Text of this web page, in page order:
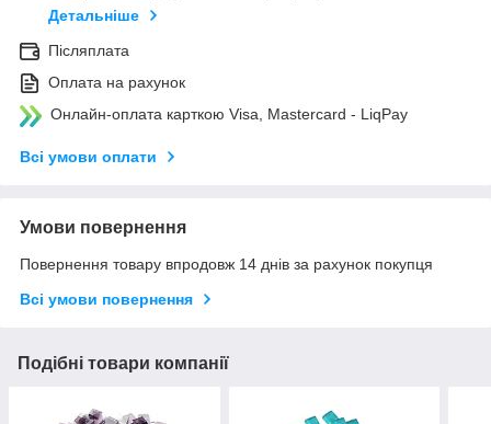
Детальніше
Післяплата
Оплата на рахунок
Онлайн-оплата карткою Visa, Mastercard - LiqPay
Всі умови оплати
Умови повернення
Повернення товару впродовж 14 днів за рахунок покупця
Всі умови повернення
Подібні товари компанії